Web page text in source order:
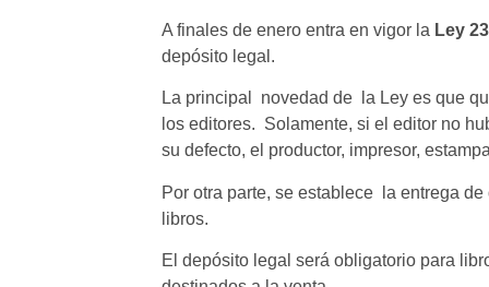
A finales de enero entra en vigor la Ley
depósito legal.
La principal novedad de la Ley es que
los editores. Solamente, si el editor no
su defecto, el productor, impresor,
Por otra parte, se establece la entrega
libros.
El depósito legal será obligatorio para